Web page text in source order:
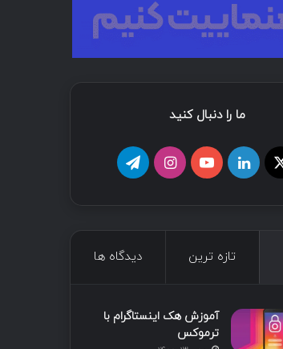
آلودگی بیش از ۳۰ بسته npm متعلق به Red Hat برای سرقت اطلاعات توسعه‌دهندگان سوءاستفاده از باگ WP Maps Pro برای ساخت حساب مدیر در وردپرس
ما را دنبال کنید
تازه ترین دیدگاه ها
آموزش هک اینستاگرام با
ترموکس